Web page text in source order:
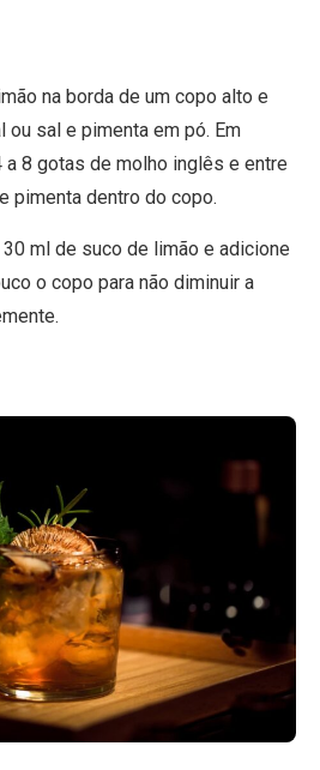
na borda de um copo alto e
ou sal e pimenta em pó. Em
a 8 gotas de molho inglês e entre
pimenta dentro do copo.
ml de suco de limão e adicione
o copo para não diminuir a